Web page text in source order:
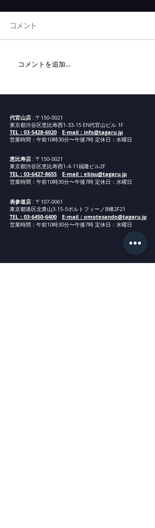
代官山新店舗までの道案
コメント
コメントを追加…
代官山店 : 〒150-0021
東京都渋谷区恵比寿西1-33-15 EN代官山ビル 1F
TEL：03-5428-6020
E-mail：info@tagaru.jp
営業時間：午前10時30分〜午後7時 定休日：水曜日
恵比寿店 : 〒150-0021
東京都渋谷区恵比寿西1-4-11福隆ビル2F
TEL：03-6427-8655
E-mail：ebisu@tagaru.jp
営業時間：午前10時30分〜午後7時 定休日：水曜日
表参道店 : 〒107-0061
東京都港区北青山3-15-5ポルトフィーノB棟2F21
TEL：03-6450-6400
E-mail：omotesando@tagaru.jp
営業時間：午前10時30分〜午後7時 定休日：水曜日